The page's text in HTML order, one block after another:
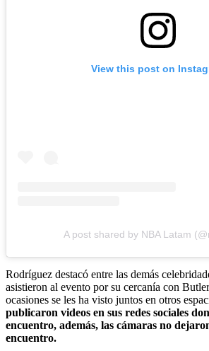
View this post on
A post shared by NBA Latam
Rodríguez destacó entre las demás
asistieron al evento por su cercanía con
ocasiones se les ha visto juntos en otros
publicaron videos en sus redes sociales
encuentro, además, las cámaras no
encuentro.